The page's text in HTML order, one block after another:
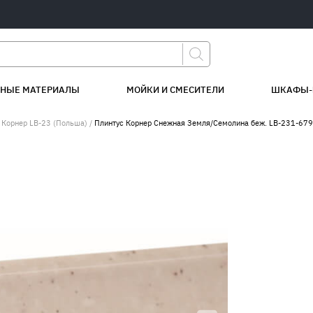
МАТЕРИАЛЫ МОЙКИ И СМЕСИТЕЛИ ШКАФЫ-
Корнер LB-23 (Польша) / Плинтус Корнер Снежная Земля/Семолина беж. LB-231-